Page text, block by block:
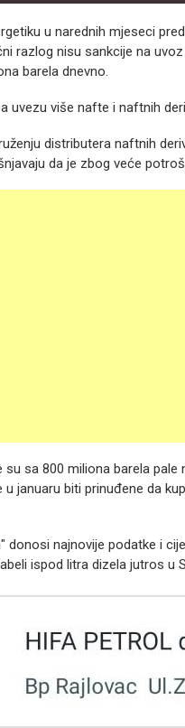
u narednih mjeseci
razlog nisu sankcije na
barela dnevno.
uvezu više nafte i naftnih
distributera naftnih
da je zbog veće
su sa 800 miliona barela
januaru biti prinuđene da
donosi najnovije podatke i
ispod litra dizela jutros u